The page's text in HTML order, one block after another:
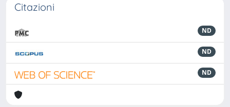
Citazioni
ND
ND
ND